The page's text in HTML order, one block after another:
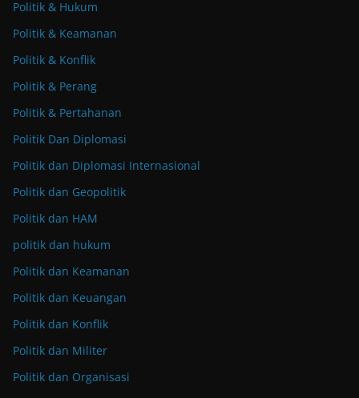
Politik & Hukum
Politik & Keamanan
Politik & Konflik
Politik & Perang
Politik & Pertahanan
Politik Dan Diplomasi
Politik dan Diplomasi Internasional
Politik dan Geopolitik
Politik dan HAM
politik dan hukum
Politik dan Keamanan
Politik dan Keuangan
Politik dan Konflik
Politik dan Militer
Politik dan Organisasi